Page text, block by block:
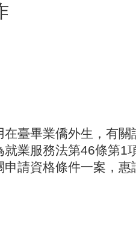
在臺畢業僑外生，有
業服務法第46條第1
請資格條件一案，惠